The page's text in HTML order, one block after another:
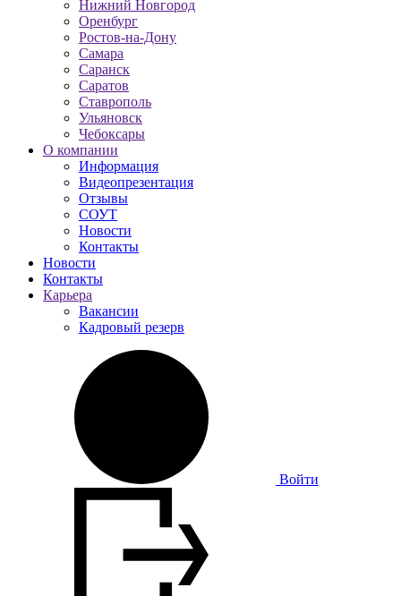
Нижний Новгород
Оренбург
Ростов-на-Дону
Самара
Саранск
Саратов
Ставрополь
Ульяновск
Чебоксары
О компании
Информация
Видеопрезентация
Отзывы
СОУТ
Новости
Контакты
Новости
Контакты
Карьера
Вакансии
Кадровый резерв
Войти